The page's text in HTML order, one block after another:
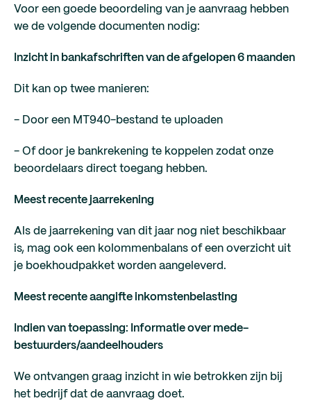
Voor een goede beoordeling van je aanvraag hebben
we de volgende documenten nodig:
Inzicht in bankafschriften van de afgelopen 6 maanden
Dit kan op twee manieren:
- Door een MT940-bestand te uploaden
- Of door je bankrekening te koppelen zodat onze
beoordelaars direct toegang hebben.
Meest recente jaarrekening
Als de jaarrekening van dit jaar nog niet beschikbaar
is, mag ook een kolommenbalans of een overzicht uit
je boekhoudpakket worden aangeleverd.
Meest recente aangifte inkomstenbelasting
Indien van toepassing: Informatie over mede-
bestuurders/aandeelhouders
We ontvangen graag inzicht in wie betrokken zijn bij
het bedrijf dat de aanvraag doet.